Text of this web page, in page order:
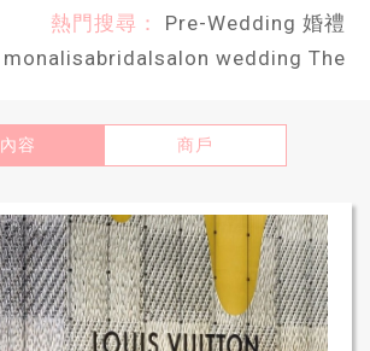
熱門搜尋： Pre-Wedding 婚禮
monalisabridalsalon wedding The
內容 商戶